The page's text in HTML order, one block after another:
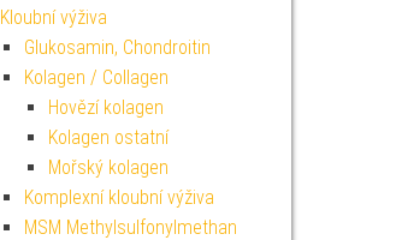
Kloubní výživa
Glukosamin, Chondroitin
Kolagen / Collagen
Hovězí kolagen
Kolagen ostatní
Mořský kolagen
Komplexní kloubní výživa
MSM Methylsulfonylmethan